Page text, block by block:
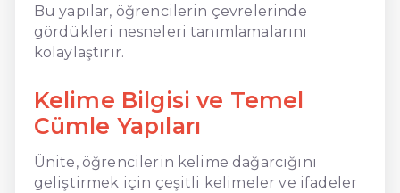
Bu yapılar, öğrencilerin çevrelerinde
gördükleri nesneleri tanımlamalarını
kolaylaştırır.
Kelime Bilgisi ve Temel
Cümle Yapıları
Ünite, öğrencilerin kelime dağarcığını
geliştirmek için çeşitli kelimeler ve ifadeler